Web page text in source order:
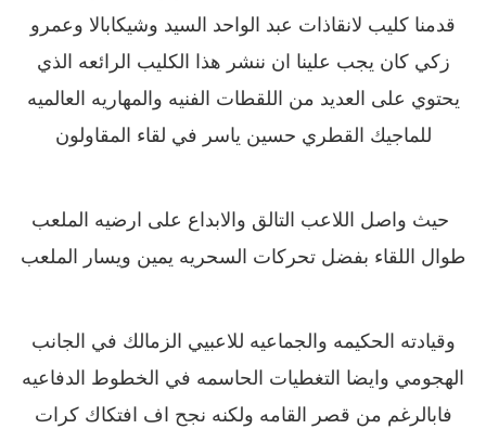
قدمنا كليب لانقاذات عبد الواحد السيد وشيكابالا وعمرو
زكي كان يجب علينا ان ننشر هذا الكليب الرائعه الذي
يحتوي على العديد من اللقطات الفنيه والمهاريه العالميه
للماجيك القطري حسين ياسر في لقاء المقاولون
حيث واصل اللاعب التالق والابداع على ارضيه الملعب
طوال اللقاء بفضل تحركات السحريه يمين ويسار الملعب
وقيادته الحكيمه والجماعيه للاعبيي الزمالك في الجانب
الهجومي وايضا التغطيات الحاسمه في الخطوط الدفاعيه
فابالرغم من قصر القامه ولكنه نجح اف افتكاك كرات